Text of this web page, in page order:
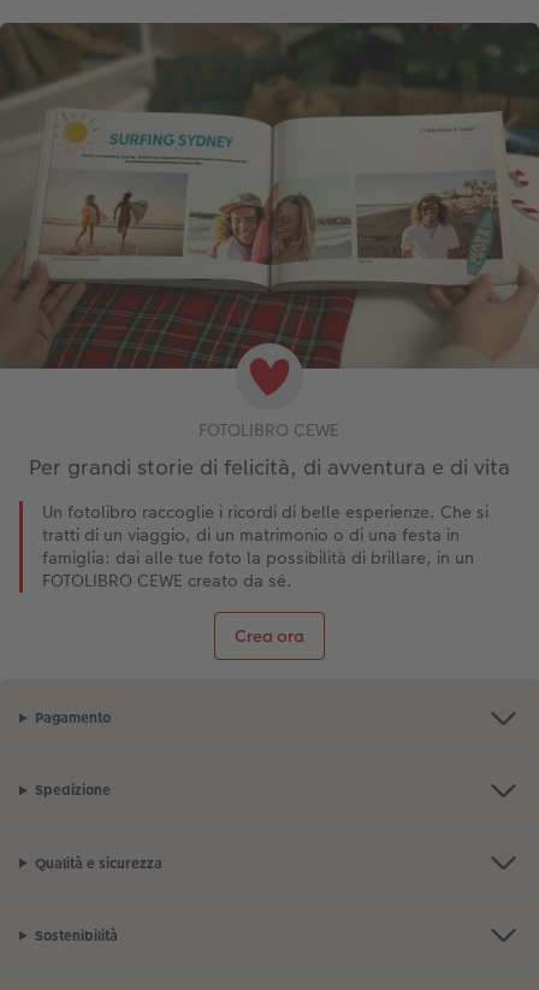
FOTOLIBRO CEWE
Per grandi storie di felicità, di avventura e di vita
Un fotolibro raccoglie i ricordi di belle esperienze. Che si
tratti di un viaggio, di un matrimonio o di una festa in
famiglia: dai alle tue foto la possibilità di brillare, in un
FOTOLIBRO CEWE creato da sé.
Crea ora
Pagamento
Spedizione
Qualità e sicurezza
Sostenibilità